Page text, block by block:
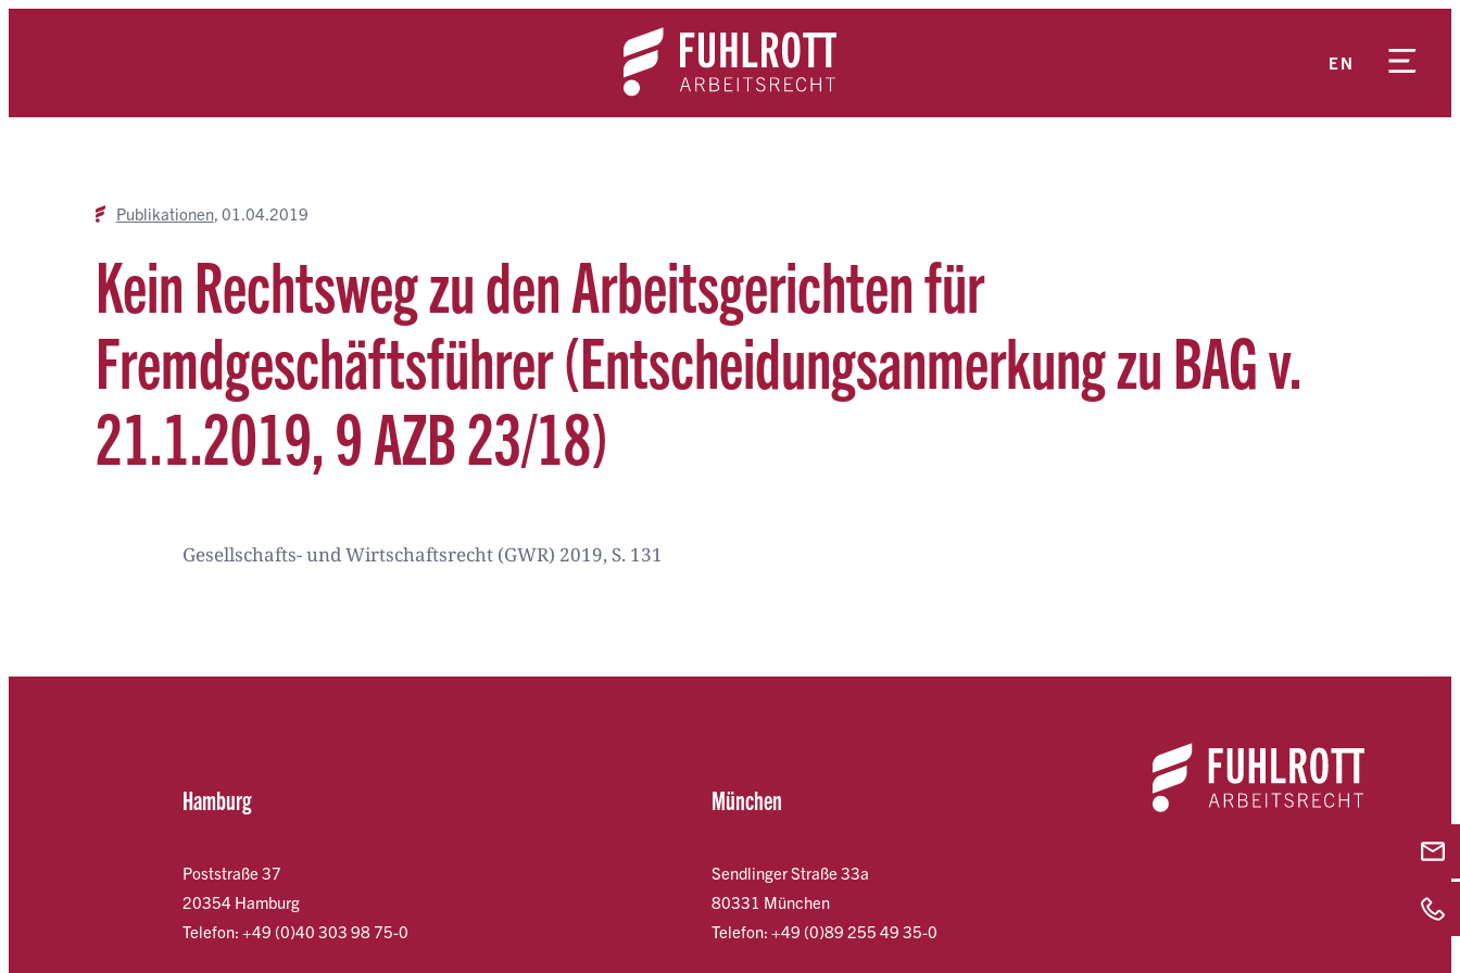
EN
Expertise News
Publikationen 01.04.2019
Kein Rechtsweg zu den Arbeitsgerichten für
Fremdgeschäftsführer (Entscheidungsanmerkung zu BAG v.
21.1.2019, 9 AZB 23/18)
Gesellschafts- und Wirtschaftsrecht (GWR) 2019, S. 131
Hamburg
Poststraße 37
20354 Hamburg
Telefon: +49 (0)40 303 98 75-0
München
Sendlinger Straße 33a
80331 München
Telefon: +49 (0)89 255 49 35-0